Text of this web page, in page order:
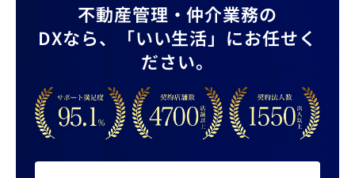
不動産管理・仲介業務の
DXなら、
「いい生活」にお任せく
ださい。